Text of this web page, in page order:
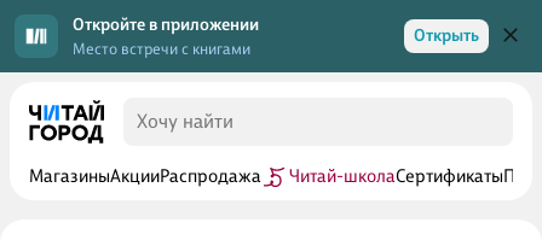
Откройте в приложении
Место встречи с книгами
Открыть
МагазиныАкцииРаспродажа Читай-школаСертификаты